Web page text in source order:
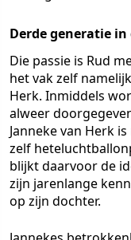
Derde generatie
Die passie is Rud
het vak zelf
Herk. Inmiddels
alweer
Janneke van Herk
zelf
blijkt daarvoor de
zijn jarenlange
op zijn dochter.